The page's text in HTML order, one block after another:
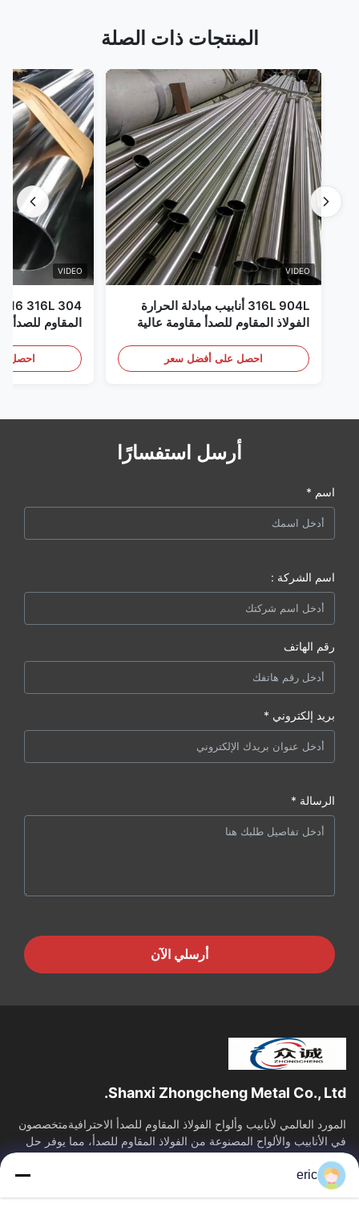
المنتجات ذات الصلة
VIDEO
316L 904L أنابيب مبادلة الحرارة
الفولاذ المقاوم للصدأ مقاومة عالية
احصل على أفضل سعر
VIDEO
المدرفلة على
احصل
أرسل استفسارًا
اسم *
اسم الشركة :
رقم الهاتف
بريد إلكتروني *
الرسالة *
أرسلي الآن
Shanxi Zhongcheng Metal Co., Ltd.
المورد العالمي لأنابيب وألواح الفولاذ المقاوم للصدأ الاحترافيةمتخصصون
في الأنابيب والألواح المصنوعة من الفولاذ المقاوم للصدأ، مما يوفر حل
توريد...
روابط سريعة
eric